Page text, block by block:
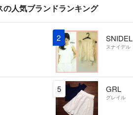
の人気ブランドランキング
2 SNIDEL
スナイデル
5 GRL
グレイル